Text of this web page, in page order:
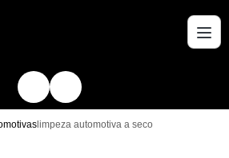
limpeza automotiva a seco